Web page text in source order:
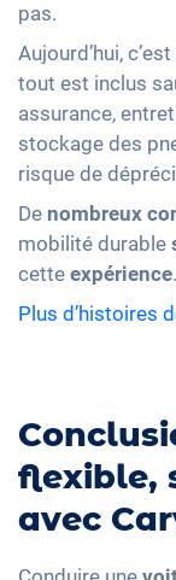
pas.
Aujourd’hui,
tout est inclus
assurance,
stockage des
risque de
De nombreux
mobilité durable
cette expérience.
Plus d’histoires
flexible,
avec